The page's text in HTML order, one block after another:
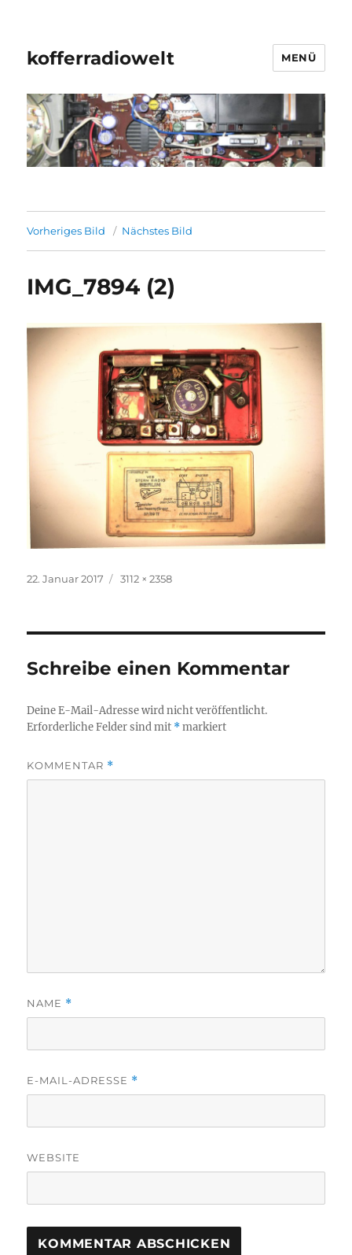
kofferradiowelt MENÜ
Vorheriges Bild Nächstes Bild
IMG_7894 (2)
Veröffentlicht
22. Januar 2017
Volle
3112 × 2358
Schreibe einen Kommentar
Deine E-Mail-Adresse wird nicht veröffentlicht.
Erforderliche Felder sind mit *markiert
KOMMENTAR *
NAME *
E-MAIL-ADRESSE *
WEBSITE